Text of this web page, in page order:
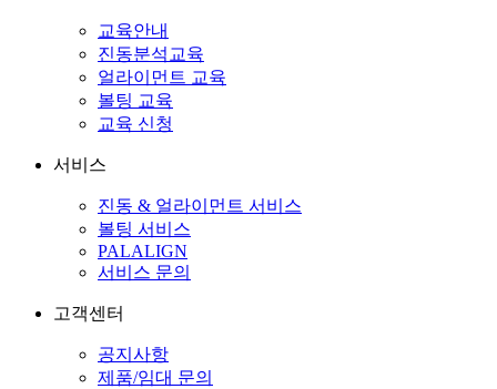
교육안내
진동분석교육
얼라이먼트 교육
볼팅 교육
교육 신청
서비스
진동 & 얼라이먼트 서비스
볼팅 서비스
PALALIGN
서비스 문의
고객센터
공지사항
제품/임대 문의